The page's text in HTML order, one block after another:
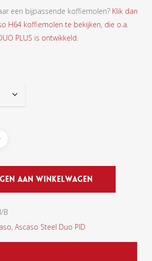
een bijpassende koffiemolen? Klik dan
H64 koffiemolen te bekijken, die o.a.
PLUS is ontwikkeld.
Aan Winkelwagen
B
, Ascaso Steel Duo PID